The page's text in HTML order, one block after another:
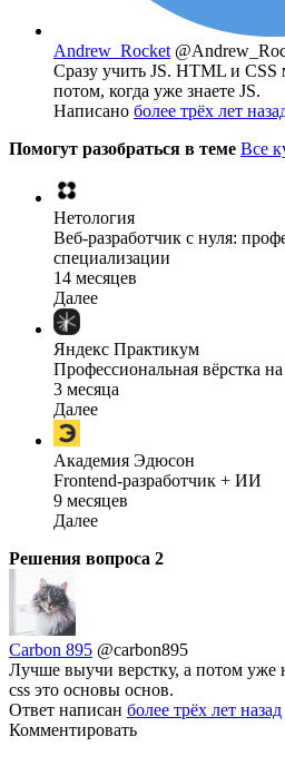
Andrew_Rocket
Сразу учить JS. HTML и
потом, когда уже знаете JS.
Написано более трёх лет
Помогут разобраться в теме Все
Нетология
Веб-разработчик с нуля:
специализации
14 месяцев
Далее
Яндекс Практикум
Профессиональная вёрстка
3 месяца
Далее
Академия Эдюсон
Frontend-разработчик + ИИ
9 месяцев
Далее
Решения вопроса 2
Carbon 895 @carbon895
Лучше выучи верстку, а потом уже
css это основы основ.
Ответ написан более трёх лет назад
Комментировать